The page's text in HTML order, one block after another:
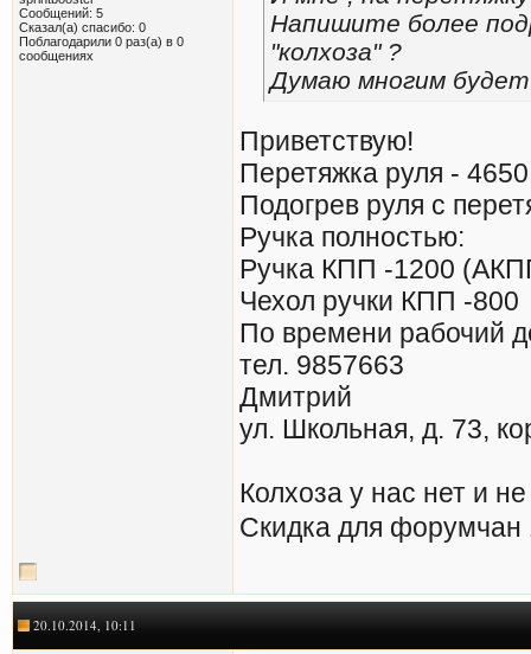
Сообщений: 5
Сказал(а) спасибо: 0
Поблагодарили 0 раз(а) в 0
сообщениях
Напишите более
"колхоза" ?
Думаю многим
Приветствую!
Перетяжка руля - 4650
Подогрев руля с
Ручка полностью:
Ручка КПП -1200
Чехол ручки КПП -800
По времени рабочий
тел. 9857663
Дмитрий
ул. Школьная, д. 73,
Колхоза у нас нет и
Скидка для форумчан
20.10.2014, 10:11